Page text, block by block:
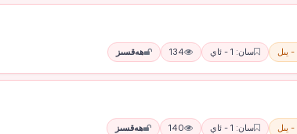
سان: 1 - ئاي 134 ھەقسىز
سان: 1 - ئاي 140 ھەقسىز